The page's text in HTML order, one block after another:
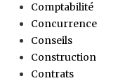
Comptabilité
Concurrence
Conseils
Construction
Contrats